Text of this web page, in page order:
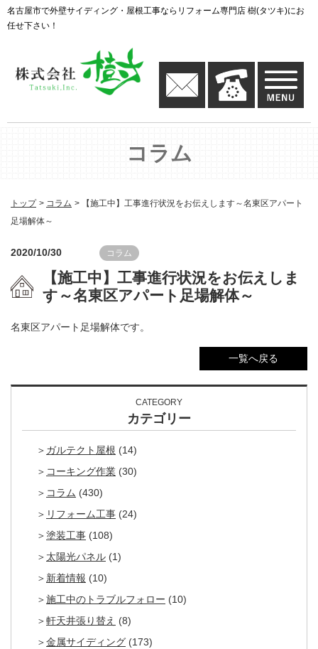
名古屋市で外壁サイディング・屋根工事ならリフォーム専門店 樹(タツキ)にお
任せ下さい！
コラム
トップ コラム
【施工中】工事進行状況をお伝えします～名東区アパート
足場解体～
2020/10/30 コラム
【施工中】工事進行状況をお伝えしま
す～名東区アパート足場解体～
名東区アパート足場解体です。
一覧へ戻る
CATEGORY
カテゴリー
ガルテクト屋根 (14)
コーキング作業 (30)
コラム (430)
リフォーム工事 (24)
塗装工事 (108)
太陽光パネル (1)
新着情報 (10)
施工中のトラブルフォロー (10)
軒天井張り替え (8)
金属サイディング (173)